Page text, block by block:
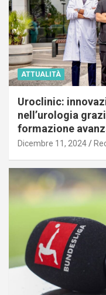
ATTUALITÀ
Uroclinic:
nell’urologia
formazione
Dicembre 11, 2024